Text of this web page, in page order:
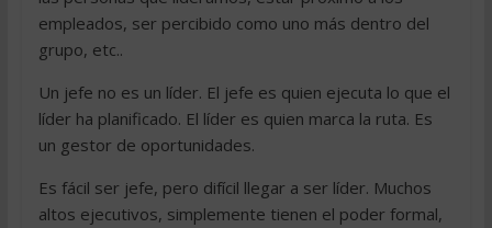
empleados, ser percibido como uno más dentro del
grupo, etc..
Un jefe no es un líder. El jefe es quien ejecuta lo que el
líder ha planificado. El líder es quien marca la ruta. Es
un gestor de oportunidades.
Es fácil ser jefe, pero difícil llegar a ser líder. Muchos
altos ejecutivos, simplemente tienen el poder formal,